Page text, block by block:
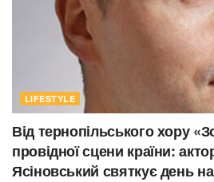
LIFESTYLE
Від тернопільського хору
провідної сцени країни:
Ясіновський святкує день